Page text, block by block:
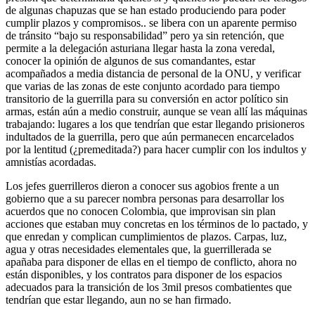
de algunas chapuzas que se han estado produciendo para poder
cumplir plazos y compromisos.. se libera con un aparente permiso
de tránsito “bajo su responsabilidad” pero ya sin retención, que
permite a la delegación asturiana llegar hasta la zona veredal,
conocer la opinión de algunos de sus comandantes, estar
acompañados a media distancia de personal de la ONU, y verificar
que varias de las zonas de este conjunto acordado para tiempo
transitorio de la guerrilla para su conversión en actor político sin
armas, están aún a medio construir, aunque se vean allí las máquinas
trabajando: lugares a los que tendrían que estar llegando prisioneros
indultados de la guerrilla, pero que aún permanecen encarcelados
por la lentitud (¿premeditada?) para hacer cumplir con los indultos y
amnistías acordadas.
Los jefes guerrilleros dieron a conocer sus agobios frente a un
gobierno que a su parecer nombra personas para desarrollar los
acuerdos que no conocen Colombia, que improvisan sin plan
acciones que estaban muy concretas en los términos de lo pactado, y
que enredan y complican cumplimientos de plazos. Carpas, luz,
agua y otras necesidades elementales que, la guerrillerada se
apañaba para disponer de ellas en el tiempo de conflicto, ahora no
están disponibles, y los contratos para disponer de los espacios
adecuados para la transición de los 3mil presos combatientes que
tendrían que estar llegando, aun no se han firmado.